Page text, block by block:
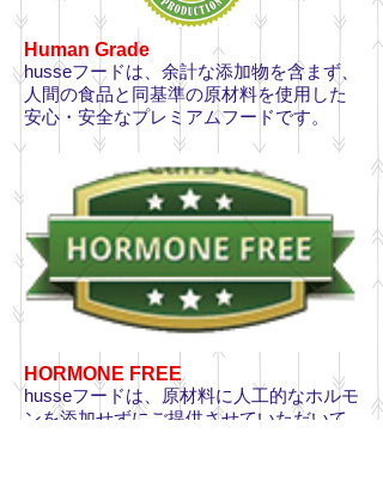
Human Grade
husseフードは、余計な添加物を含まず、
人間の食品と同基準の原材料を使用した
安心・安全なプレミアムフードです。
HORMONE FREE
husseフードは、原材料に人工的なホルモ
ンを添加せずにご提供させていただいて